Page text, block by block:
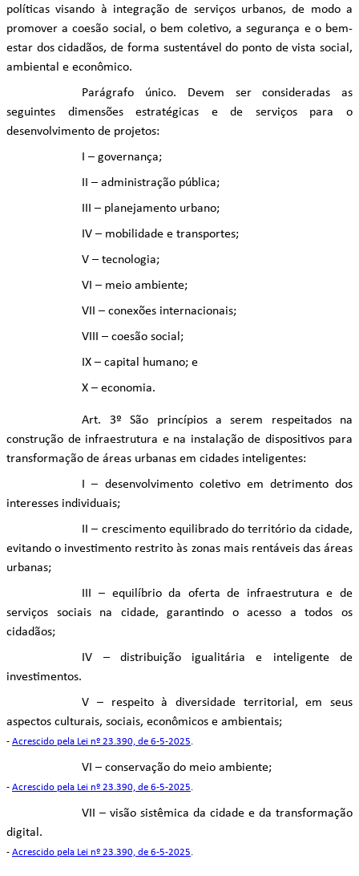
políticas visando à integração de serviços urbanos, de modo a
promover a coesão social, o bem coletivo, a segurança e o bem-
estar dos cidadãos, de forma sustentável do ponto de vista social,
ambiental e econômico.
Parágrafo único. Devem ser consideradas as
seguintes dimensões estratégicas e de serviços para o
desenvolvimento de projetos:
I – governança;
II – administração pública;
III – planejamento urbano;
IV – mobilidade e transportes;
V – tecnologia;
VI – meio ambiente;
VII – conexões internacionais;
VIII – coesão social;
IX – capital humano; e
X – economia.
Art. 3º São princípios a serem respeitados na
construção de infraestrutura e na instalação de dispositivos para
transformação de áreas urbanas em cidades inteligentes:
I – desenvolvimento coletivo em detrimento dos
interesses individuais;
II – crescimento equilibrado do território da cidade,
evitando o investimento restrito às zonas mais rentáveis das áreas
urbanas;
III – equilíbrio da oferta de infraestrutura e de
serviços sociais na cidade, garantindo o acesso a todos os
cidadãos;
IV – distribuição igualitária e inteligente de
investimentos.
V – respeito à diversidade territorial, em seus
aspectos culturais, sociais, econômicos e ambientais;
- Acrescido pela Lei nº 23.390, de 6-5-2025.
VI – conservação do meio ambiente;
- Acrescido pela Lei nº 23.390, de 6-5-2025.
VII – visão sistêmica da cidade e da transformação
digital.
- Acrescido pela Lei nº 23.390, de 6-5-2025.